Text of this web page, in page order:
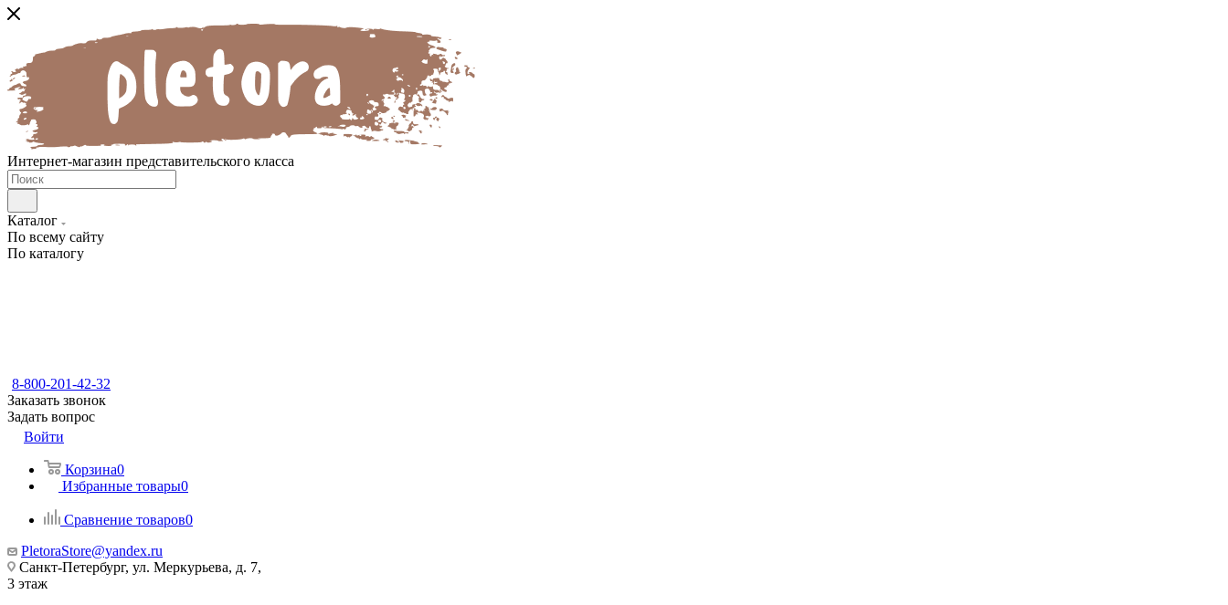
Интернет-магазин представительского класса
Каталог
По всему сайту
По каталогу
8-800-201-42-32
Заказать звонок
Задать вопрос
Войти
Корзина0
Избранные товары0
Сравнение товаров0
PletoraStore@yandex.ru
Санкт-Петербург, ул. Меркурьева, д. 7,
3 этаж